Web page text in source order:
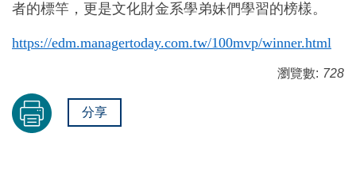
者的標竿，更是文化財金系學弟妹們學習的榜樣。
https://edm.managertoday.com.tw/100mvp/winner.html
瀏覽數: 728
分享